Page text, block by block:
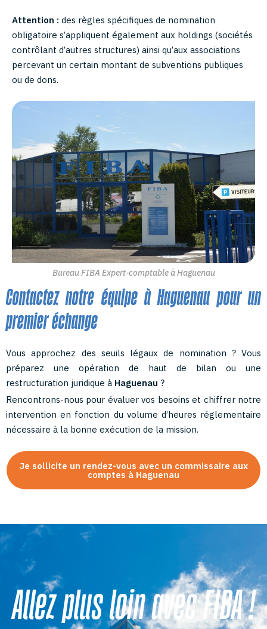
Attention : des règles spécifiques de nomination
obligatoire s’appliquent également aux holdings (sociétés
contrôlant d’autres structures) ainsi qu’aux associations
percevant un certain montant de subventions publiques
ou de dons.
Bureau FIBA Expert-comptable à Haguenau
Contactez notre équipe à Haguenau pour un
premier échange
Vous approchez des seuils légaux de nomination ? Vous
préparez une opération de haut de bilan ou une
restructuration juridique à Haguenau ?
Rencontrons-nous pour évaluer vos besoins et chiffrer notre
intervention en fonction du volume d’heures réglementaire
nécessaire à la bonne exécution de la mission.
Je sollicite un rendez-vous avec un commissaire aux
comptes à Haguenau
Allez plus loin avec FIBA !